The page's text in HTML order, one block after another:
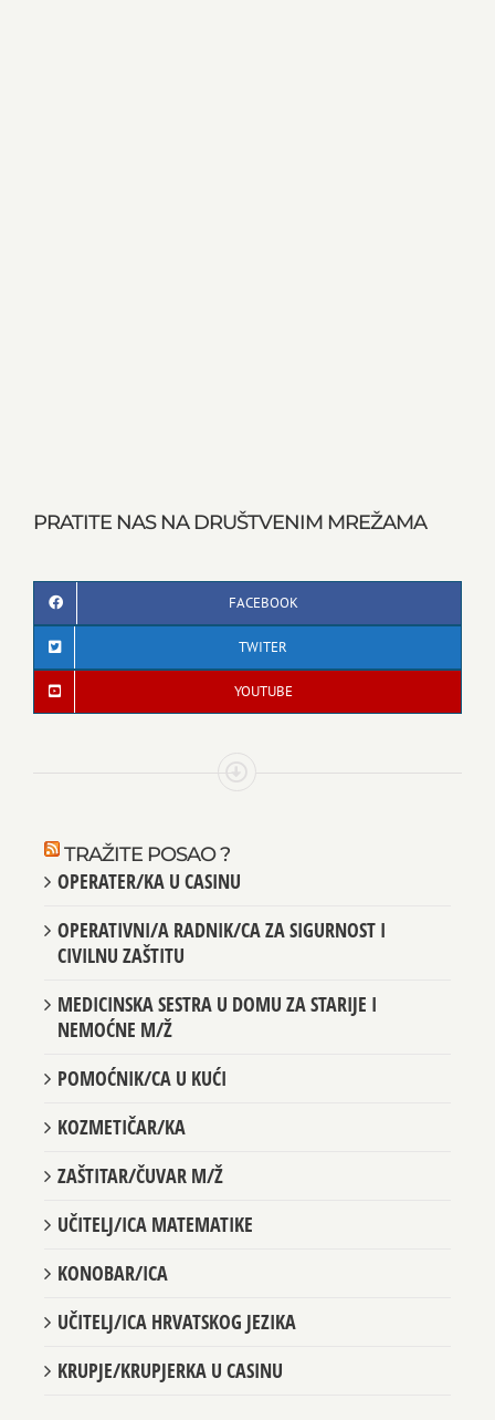
PRATITE NAS NA DRUŠTVENIM MREŽAMA
FACEBOOK
TWITER
YOUTUBE
TRAŽITE POSAO ?
OPERATER/KA U CASINU
OPERATIVNI/A RADNIK/CA ZA SIGURNOST I
CIVILNU ZAŠTITU
MEDICINSKA SESTRA U DOMU ZA STARIJE I
NEMOĆNE M/Ž
POMOĆNIK/CA U KUĆI
KOZMETIČAR/KA
ZAŠTITAR/ČUVAR M/Ž
UČITELJ/ICA MATEMATIKE
KONOBAR/ICA
UČITELJ/ICA HRVATSKOG JEZIKA
KRUPJE/KRUPJERKA U CASINU